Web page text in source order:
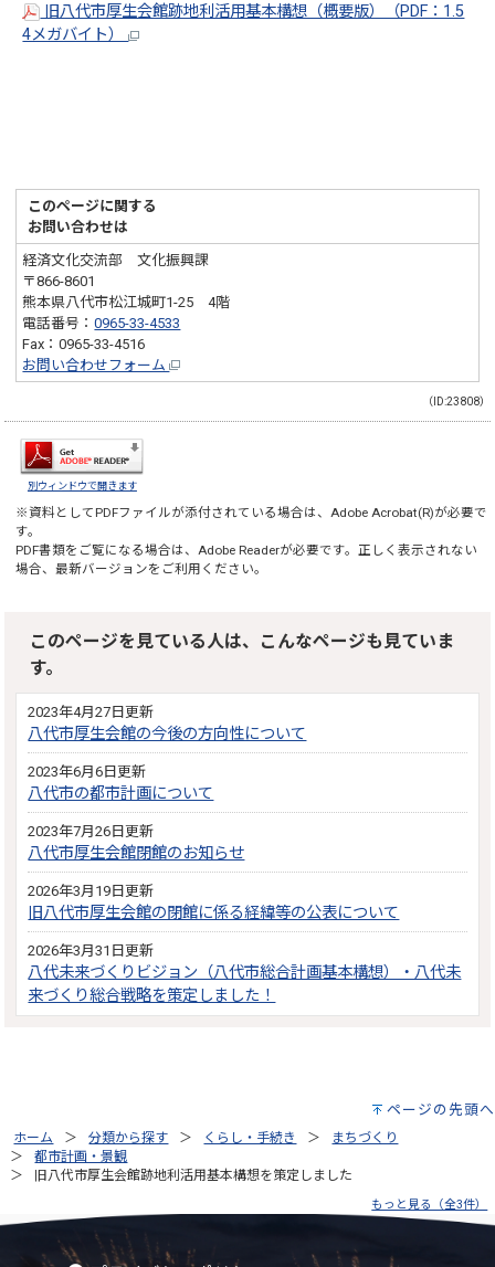
旧八代市厚生会館跡地利活用基本構想（概要版）（PDF：1.5
4メガバイト）
このページに関する
お問い合わせは
経済文化交流部 文化振興課
〒866-8601
熊本県八代市松江城町1-25 4階
電話番号：0965-33-4533
Fax：0965-33-4516
お問い合わせフォーム
（ID:23808）
別ウィンドウで開きます
※資料としてPDFファイルが添付されている場合は、 Adobe Acrobat(R)が必要で
す。
PDF書類をご覧になる場合は、 Adobe Readerが必要です。正しく表示されない
場合、最新バージョンをご利用ください。
このページを見ている人は、こんなページも見ていま
す。
2023年4月27日更新
八代市厚生会館の今後の方向性について
2023年6月6日更新
八代市の都市計画について
2023年7月26日更新
八代市厚生会館閉館のお知らせ
2026年3月19日更新
旧八代市厚生会館の閉館に係る経緯等の公表について
2026年3月31日更新
八代未来づくりビジョン（八代市総合計画基本構想）・八代未
来づくり総合戦略を策定しました！
ページの先頭へ
ホーム 分類から探す くらし・手続き
まちづくり
都市計画・景観
旧八代市厚生会館跡地利活用基本構想を策定しました
もっと見る（全3件）